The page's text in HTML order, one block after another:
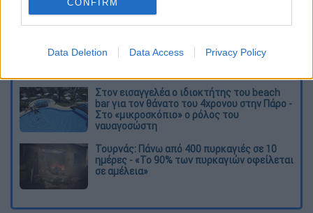
CONFIRM
Data Deletion Data Access Privacy Policy
Ιστορίας!
«Κάθε πόλεμος είναι ένας εμφύλιος, όλοι
είμαστε αδέλφια»
Στον εισαγγελέα ο ιδιοκτήτης του beach
bar για τον θάνατο του 4χρονου στην Πάρο -
Στο «μικροσκόπιο» ο ρόλος του
ναυαγοσώστη
Τουρνάς: Πάνω από 400 πυρκαγιές σε 10
ημέρες - «Το 90% των πυρκαγιών οφείλεται
σε αμέλεια»